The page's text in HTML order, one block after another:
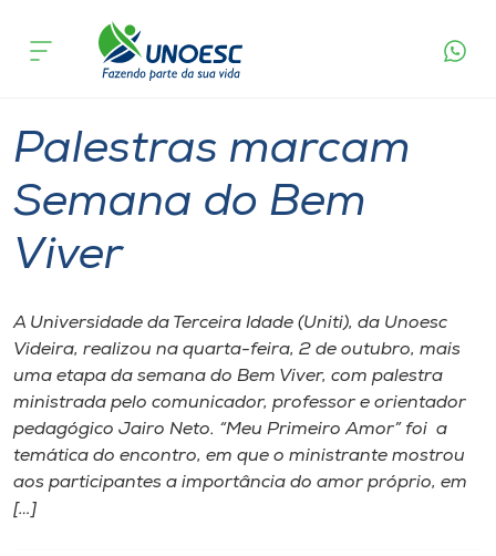
Cursos
Pesquisa
Atendimento ao Estudante
Portal de Ensino
A
Internacionalização
acontece
Palestras marcam
Semana do Bem
Viver
A Universidade da Terceira Idade (Uniti), da Unoesc
Videira, realizou na quarta-feira, 2 de outubro, mais
uma etapa da semana do Bem Viver, com palestra
ministrada pelo comunicador, professor e orientador
pedagógico Jairo Neto. “Meu Primeiro Amor” foi a
temática do encontro, em que o ministrante mostrou
aos participantes a importância do amor próprio, em
[…]